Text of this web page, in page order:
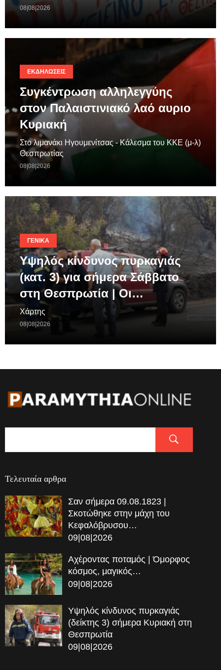
08|08|2026
ΕΚΔΗΛΏΣΕΙΣ
Συγκέντρωση αλληλεγγύης
στον Παλαιστινιακό λαό αυριο
Κυριακή
Στο λιμανάκι Ηγουμενίτσας - Κάλεσμα του ΚΚΕ (μ-λ)
Θεσπρωτίας
08|08|2026
ΓΕΝΙΚΆ
Υψηλός κίνδυνος πυρκαγιάς
(κατ. 3) για σήμερα Σάββατο
στη Θεσπρωτία | Οι…
Χάρτης
08|08|2026
Τελευταία αρθρα
Σαν σήμερα 09.08.1823 |
Σκοτώθηκε στην μάχη του
Κεφαλόβρυσου…
09|08|2026
Αχέροντας ποταμός | Όμορφος
κόσμος, μαγικός…
09|08|2026
Υψηλός κίνδυνος πυρκαγιάς
(δείκτης 3) σήμερα Κυριακή στη
Θεσπρωτία
09|08|2026